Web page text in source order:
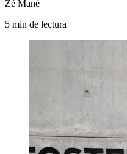
Zé Mané
5 min de lectura